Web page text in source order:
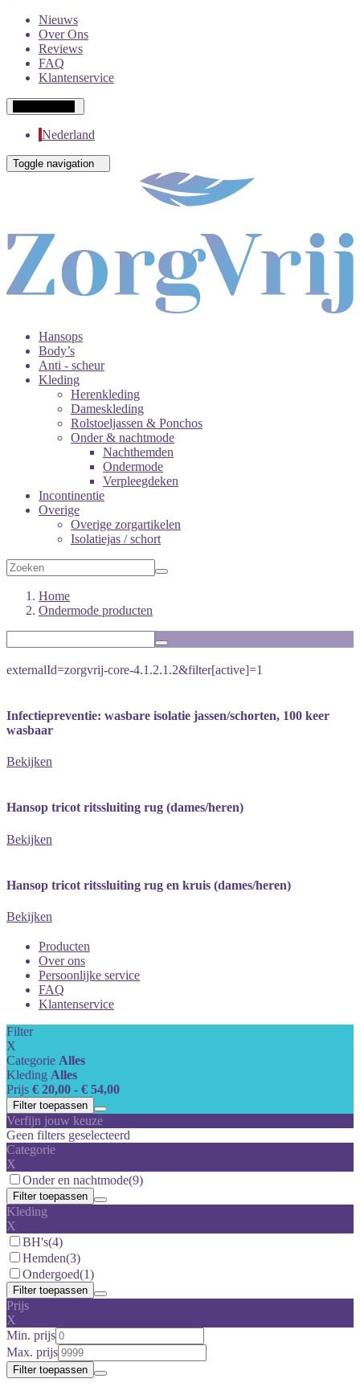
Nieuws
Over Ons
Reviews
FAQ
Klantenservice
Nederland
Toggle navigation
Hansops
Body’s
Anti - scheur
Kleding
Herenkleding
Dameskleding
Rolstoeljassen & Ponchos
Onder & nachtmode
Nachthemden
Ondermode
Verpleegdeken
Incontinentie
Overige
Overige zorgartikelen
Isolatiejas / schort
Home
Ondermode producten
externalId=zorgvrij-core-4.1.2.1.2&filter[active]=1
Infectiepreventie: wasbare isolatie jassen/schorten, 100 keer
wasbaar
Bekijken
Hansop tricot ritssluiting rug (dames/heren)
Bekijken
Hansop tricot ritssluiting rug en kruis (dames/heren)
Bekijken
Producten
Over ons
Persoonlijke service
FAQ
Klantenservice
Filter
X
Categorie Alles
Kleding Alles
Prijs € 20,00 - € 54,00
Filter toepassen
Verfijn jouw keuze
Geen filters geselecteerd
Categorie
X
Onder en nachtmode(9)
Filter toepassen
Kleding
X
BH's(4)
Hemden(3)
Ondergoed(1)
Filter toepassen
Prijs
X
Min. prijs
Max. prijs
Filter toepassen